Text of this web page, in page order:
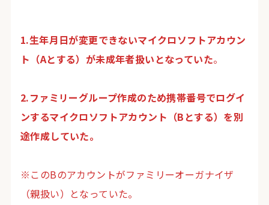
1.生年月日が変更できないマイクロソフトアカウン
ト（Aとする）が未成年者扱いとなっていた。
2.ファミリーグループ作成のため携帯番号でログイ
ンするマイクロソフトアカウント（Bとする）を別
途作成していた。
※このBのアカウントがファミリーオーガナイザ
（親扱い）となっていた。